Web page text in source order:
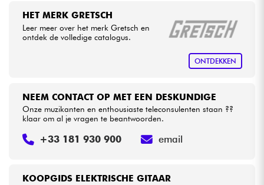
HET MERK GRETSCH
Leer meer over het merk Gretsch en
ontdek de volledige catalogus.
ONTDEKKEN
KOOPGIDS ELEKTRISCHE GITAAR
NEEM CONTACT OP MET EEN DESKUNDIGE
Onze muzikanten en enthousiaste teleconsulenten staan ??
klaar om al je vragen te beantwoorden.
+33 181 930 900 email